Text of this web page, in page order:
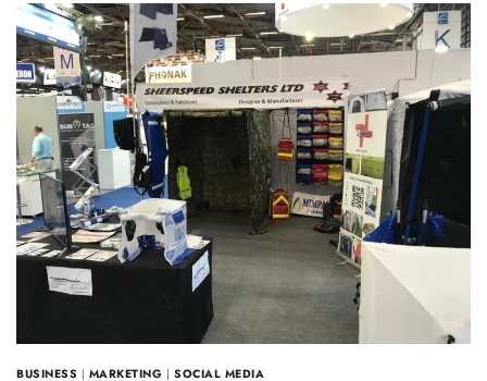
16ª
JORNADAS
MUNICIPALES
DE
DESASTRES
DEL
SAMUR:
UN
ÉXITO
DE
PARTICIPACIÓN
BUSINESS | MARKETING |SOCIAL MEDIA